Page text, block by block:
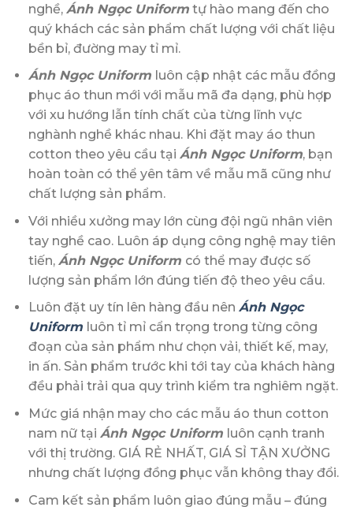
nghề, Ánh Ngọc Uniformtự hào mang đến cho
quý khách các sản phẩm chất lượng với chất liệu
bền bỉ, đường may tỉ mỉ.
Ánh Ngọc Uniform luôn cập nhật các mẫu đồng
phục áo thun mới với mẫu mã đa dạng, phù hợp
với xu hướng lẫn tính chất của từng lĩnh vực
nghành nghề khác nhau. Khi đặt may áo thun
cotton theo yêu cầu tại Ánh Ngọc Uniform, bạn
hoàn toàn có thể yên tâm về mẫu mã cũng như
chất lượng sản phẩm.
Với nhiều xưởng may lớn cùng đội ngũ nhân viên
tay nghề cao. Luôn áp dụng công nghệ may tiên
tiến, Ánh Ngọc Uniform có thể may được số
lượng sản phẩm lớn đúng tiến độ theo yêu cầu.
Luôn đặt uy tín lên hàng đầu nên Ánh Ngọc
Uniform luôn tỉ mỉ cẩn trọng trong từng công
đoạn của sản phẩm như chọn vải, thiết kế, may,
in ấn. Sản phẩm trước khi tới tay của khách hàng
đều phải trải qua quy trình kiểm tra nghiêm ngặt.
Mức giá nhận may cho các mẫu áo thun cotton
nam nữ tại Ánh Ngọc Uniform luôn cạnh tranh
với thị trường. GIÁ RẺ NHẤT, GIÁ SỈ TẬN XƯỞNG
nhưng chất lượng đồng phục vẫn không thay đổi.
Cam kết sản phẩm luôn giao đúng mẫu – đúng